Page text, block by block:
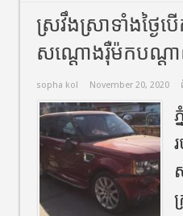
ស្រវឹងស្រាទាំងថ្ងៃ
សណ្ដោងរុឺម៉កបណ្ដា
sopha kol November 20, 2020